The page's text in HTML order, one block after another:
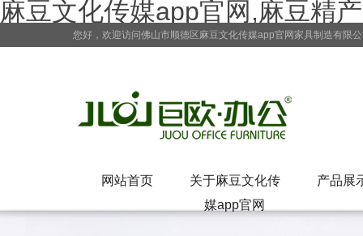
麻豆文化传媒app官网,麻豆精
您好，欢迎访问佛山市顺德区麻豆文化传媒app官网家具制造有限
网站首页
关于麻豆文化传
媒app官网
产品展